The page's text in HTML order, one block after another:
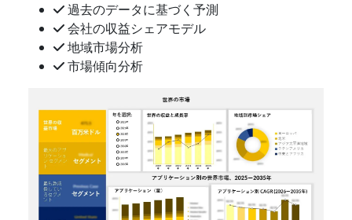
過去のデータに基づく予測
会社の収益シェアモデル
地域市場分析
市場傾向分析